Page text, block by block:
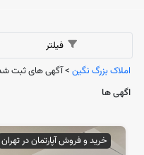
فیلتر
املاک بزرگ نگین> آگهی های ثبت
اگهی ها
خرید و فروش آپارتمان در تهران